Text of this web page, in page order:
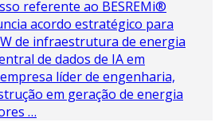
referente ao BESREMi®
acordo estratégico para
de infraestrutura de energia
de dados de IA em
líder de engenharia,
em geração de energia
…